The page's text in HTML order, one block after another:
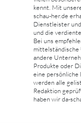
kennt. Mit
schau-her.de
Dienstleister
und die
Bei uns
mittelständische
andere
Produkte oder
eine persönliche
werden alle
Redaktion
haben wir da-